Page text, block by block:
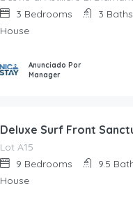
3 Bedrooms 3 Baths
House
Anunciado Por
Manager
Deluxe Surf Front
Lot A15
9 Bedrooms 9.5
House